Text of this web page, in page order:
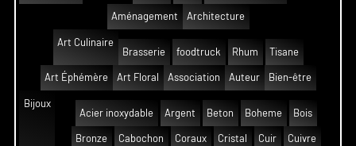
Aménagement Architecture
Art Culinaire
Brasserie
foodtruck Rhum Tisane
Art Éphémère Art Floral Association Auteur Bien-être
Bijoux
Acier inoxydable
Argent Beton Boheme Bois
Bronze Cabochon Coraux Cristal Cuir Cuivre